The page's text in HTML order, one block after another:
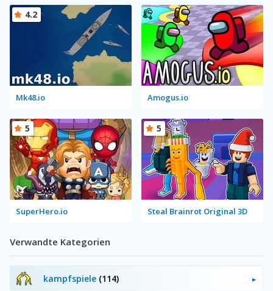
Mk48.io
4.2
Amogus.io
SuperHero.io
5
Steal Brainrot Original 3D
5
Verwandte Kategorien
kampfspiele (114)